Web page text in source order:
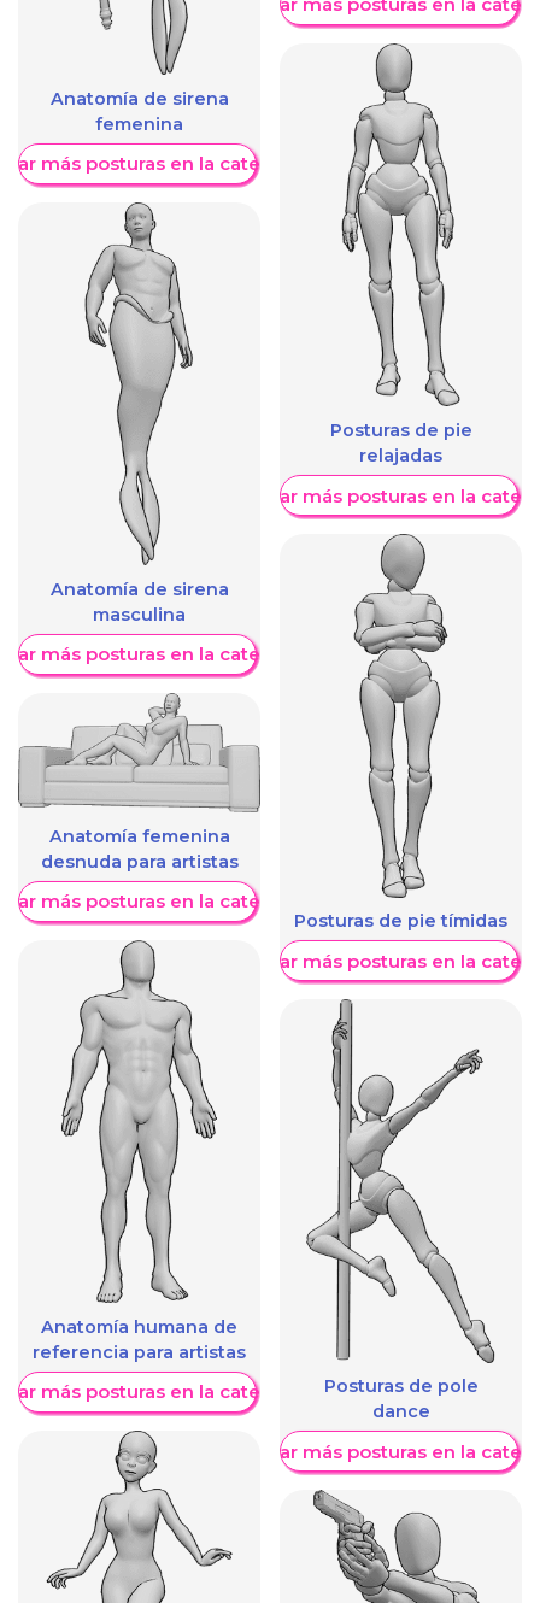
Anatomía de sirena
femenina
más posturas en la categoría
Anatomía de sirena
masculina
más posturas en la categoría
Anatomía femenina
desnuda para artistas
más posturas en la categoría
Anatomía humana de
referencia para artistas
más posturas en la categoría
Mostrar más posturas en la
Posturas de pie
relajadas
Mostrar más posturas en la
Posturas de pie tímidas
Mostrar más posturas en la
Posturas de pole
dance
Mostrar más posturas en la